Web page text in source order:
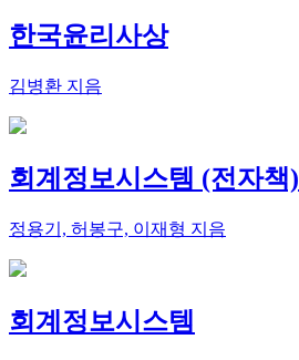
한국윤리사상
김병환 지음
회계정보시스템 (전자책)
정용기, 허봉구, 이재형 지음
회계정보시스템